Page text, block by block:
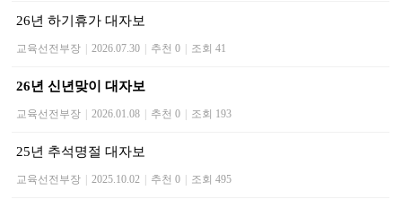
26년 하기휴가 대자보
교육선전부장 | 2026.07.30 | 추천 0 | 조회 41
26년 신년맞이 대자보
교육선전부장 | 2026.01.08 | 추천 0 | 조회 193
25년 추석명절 대자보
교육선전부장 | 2025.10.02 | 추천 0 | 조회 495